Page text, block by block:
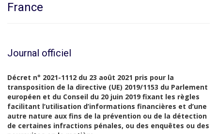
France
Journal officiel
Décret n° 2021-1112 du 23 août 2021 pris pour la
transposition de la directive (UE) 2019/1153 du Parlement
européen et du Conseil du 20 juin 2019 fixant les règles
facilitant l’utilisation d’informations financières et d’une
autre nature aux fins de la prévention ou de la détection
de certaines infractions pénales, ou des enquêtes ou des